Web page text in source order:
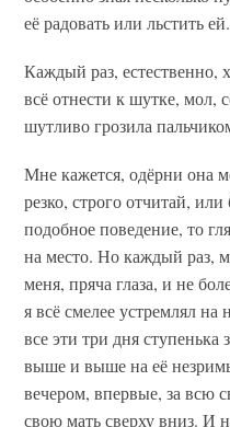
её радовать или льстить ей.
Каждый раз, естественно,
всё отнести к шутке, мол,
шутливо грозила
Мне кажется, одёрни она
резко, строго отчитай,
подобное поведение, то
на место. Но каждый раз,
меня, пряча глаза, и не
я всё смелее устремлял
все эти три дня ступенька
выше и выше на её
вечером, впервые, за всю
свою мать сверху вниз. И